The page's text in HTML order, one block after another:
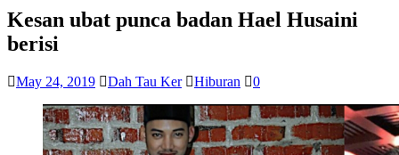
Kesan ubat punca badan Hael Husaini
berisi
May 24, 2019 Dah Tau Ker Hiburan 0